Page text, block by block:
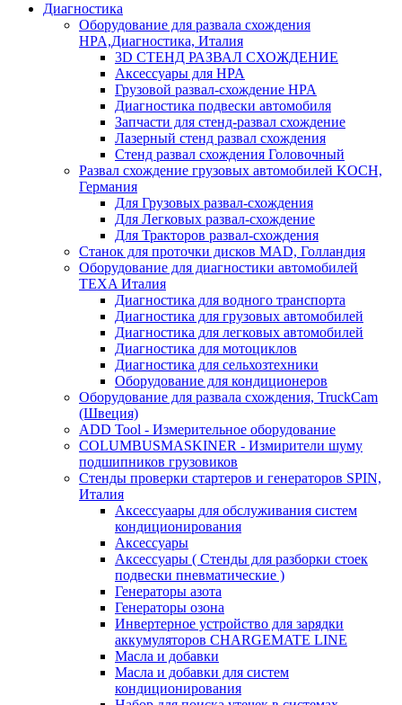
Диагностика
Оборудование для развала схождения
HPA,Диагностика, Италия
3D СТЕНД РАЗВАЛ СХОЖДЕНИЕ
Аксессуары для HPA
Грузовой развал-схождение HPA
Диагностика подвески автомобиля
Запчасти для стенд-развал схождение
Лазерный стенд развал схождения
Стенд развал схождения Головочный
Развал схождение грузовых автомобилей KOCH,
Германия
Для Грузовых развал-схождения
Для Легковых развал-схождение
Для Тракторов развал-схождения
Станок для проточки дисков MAD, Голландия
Оборудование для диагностики автомобилей
TEXA Италия
Диагностика для водного транспорта
Диагностика для грузовых автомобилей
Диагностика для легковых автомобилей
Диагностика для мотоциклов
Диагностика для сельхозтехники
Оборудование для кондиционеров
Оборудование для развала схождения, TruckCam
(Швеция)
ADD Tool - Измерительное оборудование
COLUMBUSMASKINER - Измирители шуму
подшипников грузовиков
Стенды проверки стартеров и генераторов SPIN,
Италия
Аксессуаары для обслуживания систем
кондиционирования
Аксессуары
Аксессуары ( Стенды для разборки стоек
подвески пневматические )
Генераторы азота
Генераторы озона
Инвертерное устройство для зарядки
аккумуляторов CHARGEMATE LINE
Масла и добавки
Масла и добавки для систем
кондиционирования